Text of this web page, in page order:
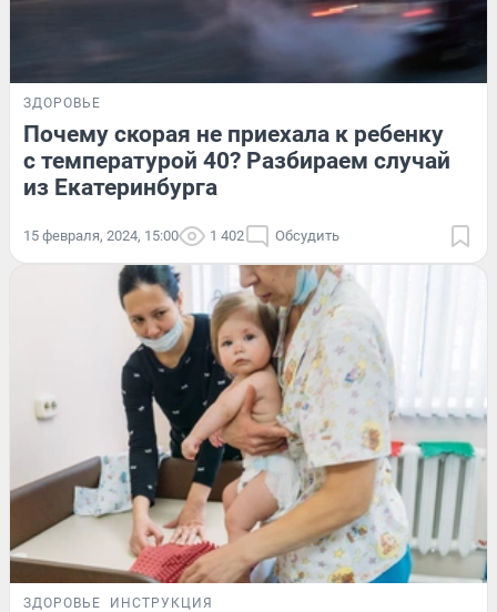
ЗДОРОВЬЕ
Почему скорая не приехала к ребенку
с температурой 40? Разбираем случай
из Екатеринбурга
15 февраля, 2024, 15:00 1 402 Обсудить
ЗДОРОВЬЕ ИНСТРУКЦИЯ